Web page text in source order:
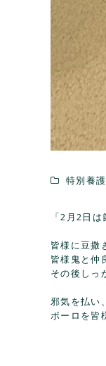
特別養
「2月2日
皆様に豆撒
皆様鬼と仲
その後しっ
邪気を払い
ボーロを皆